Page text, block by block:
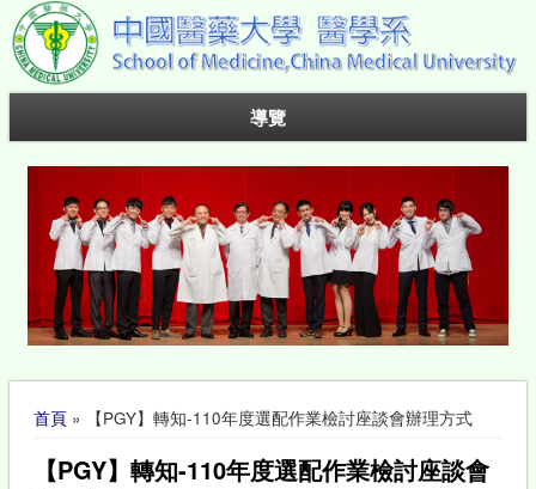
導覽
您在這裡
首頁» 【PGY】轉知-110年度選配作業檢討座談會辦理方式
【PGY】轉知-110年度選配作業檢討座談會